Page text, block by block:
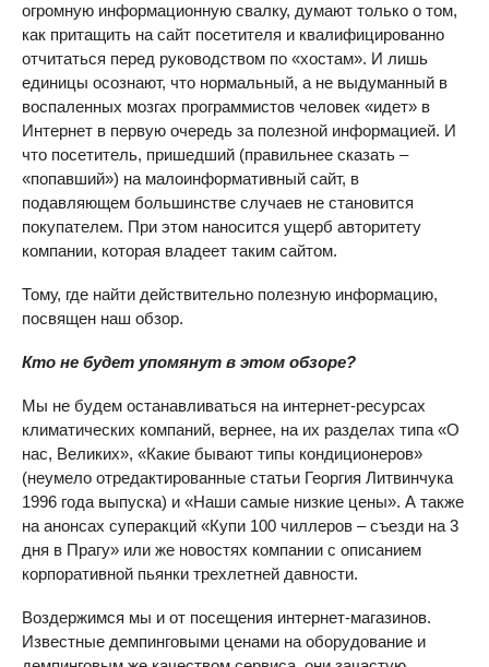
огромную информационную свалку, думают только о том,
как притащить на сайт посетителя и квалифицированно
отчитаться перед руководством по «хостам». И лишь
единицы осознают, что нормальный, а не выдуманный в
воспаленных мозгах программистов человек «идет» в
Интернет в первую очередь за полезной информацией. И
что посетитель, пришедший (правильнее сказать –
«попавший») на малоинформативный сайт, в
подавляющем большинстве случаев не становится
покупателем. При этом наносится ущерб авторитету
компании, которая владеет таким сайтом.
Тому, где найти действительно полезную информацию,
посвящен наш обзор.
Кто не будет упомянут в этом обзоре?
Мы не будем останавливаться на интернет-ресурсах
климатических компаний, вернее, на их разделах типа «О
нас, Великих», «Какие бывают типы кондиционеров»
(неумело отредактированные статьи Георгия Литвинчука
1996 года выпуска) и «Наши самые низкие цены». А также
на анонсах суперакций «Купи 100 чиллеров – съезди на 3
дня в Прагу» или же новостях компании с описанием
корпоративной пьянки трехлетней давности.
Воздержимся мы и от посещения интернет-магазинов.
Известные демпинговыми ценами на оборудование и